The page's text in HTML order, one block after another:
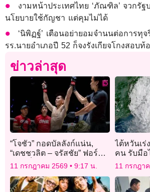
งามหน้าประเทศไทย ‘ภัณฑิล’ จวกรั
นโยบายใช้กัญชา แต่คุมไม่ได้
‘นิพิฏฐ์’ เตือนอย่ายอมจำนนต่อการทุ
รร.นายอำเภอปี 52 ก็จงรังเกียจโกงสอบท้
ข่าวล่าสุด
“โจชัว” กอดบัลลังก์แน่น,
“เดชชวลิต – จรัสชัย” ฟอร์ม
ร้อนเก็บชัยสวย ศึก ONE
ลุมพินี 161 & The Inner
Circle 21
11 กรกฎาคม 2569 9:17 น.
ไต้หวันเร่
คน รับมือ
11 กรกฎา